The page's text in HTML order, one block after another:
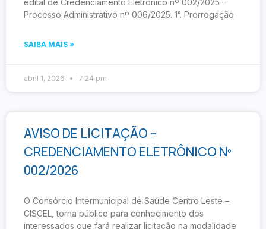
edital de Credenciamento Eletrônico nº 002/2025 –
Processo Administrativo nº 006/2025. 1°. Prorrogação
SAIBA MAIS »
abril 1, 2026 7:24 pm
AVISO DE LICITAÇÃO –
CREDENCIAMENTO ELETRÔNICO Nº
002/2026
O Consórcio Intermunicipal de Saúde Centro Leste –
CISCEL, torna público para conhecimento dos
interessados que fará realizar licitação na modalidade